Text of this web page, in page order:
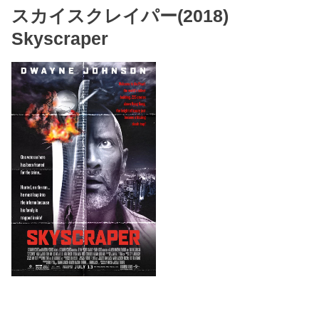
スカイスクレイパー(2018)
Skyscraper